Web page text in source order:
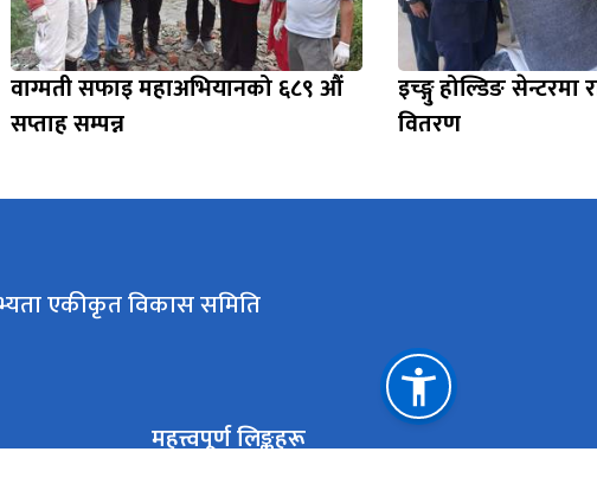
वाग्मती सफाइ महाअभियानको ६८९ औं
सप्ताह सम्पन्न
इच्ङ्गु होल्डिङ सेन्टरमा
वितरण
एकीकृत विकास समिति
महत्त्वपूर्ण लिङ्कहरू